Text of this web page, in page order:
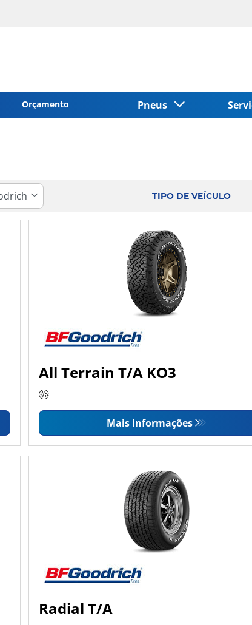
Orçamento Pneus
TIPO DE VEÍCULO
All Terrain T/A KO3
Mais informações
Radial T/A